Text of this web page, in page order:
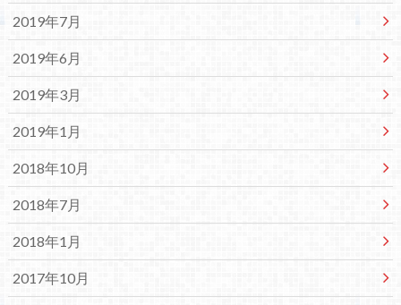
2019年7月
2019年6月
2019年3月
2019年1月
2018年10月
2018年7月
2018年1月
2017年10月